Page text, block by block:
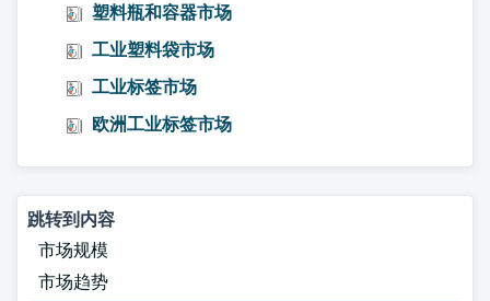
塑料瓶和容器市场
工业塑料袋市场
工业标签市场
欧洲工业标签市场
跳转到内容
市场规模
市场趋势